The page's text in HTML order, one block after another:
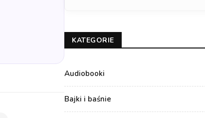
KATEGORIE
Audiobooki
Bajki i baśnie